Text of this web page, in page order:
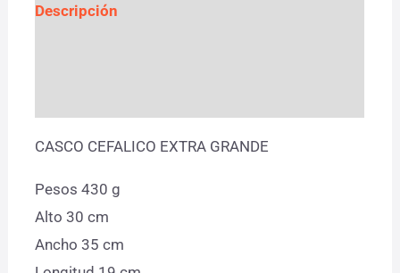
Descripción
CASCO CEFALICO EXTRA GRANDE
Pesos 430 g
Alto 30 cm
Ancho 35 cm